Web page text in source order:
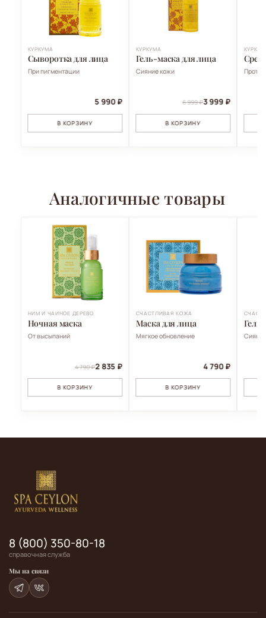
КУРКУМА
Сыворотка для лица
При пигментации
5 990 ₽
В КОРЗИНУ
КУРКУМА
Гель-маска для лица
Сияние кожи
6 999 ₽3 999 ₽
В КОРЗИНУ
Против
Аналогичные товары
НИМ И ЧАЙНОЕ ДЕРЕВО
Ночная маска
От высыпаний
4 790 ₽2 835 ₽
В КОРЗИНУ
СЧАСТЛИВАЯ КОЖА
Маска для лица
Мягкое обновление
4 790 ₽
В КОРЗИНУ
8 (800) 350-80-18
справочная служба
Мы на связи